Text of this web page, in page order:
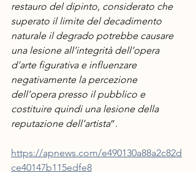
restauro del dipinto, considerato che
superato il limite del decadimento
naturale il degrado potrebbe causare
una lesione all’integrità dell’opera
d’arte figurativa e influenzare
negativamente la percezione
dell’opera presso il pubblico e
costituire quindi una lesione della
reputazione dell’artista”.
https://apnews.com/e490130a88a2c82d
ce40147b115edfe8